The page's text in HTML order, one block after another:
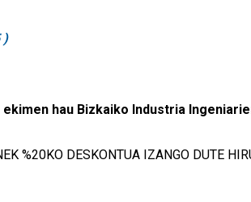
)
hau Bizkaiko Industria
%20KO DESKONTUA IZANGO DUTE